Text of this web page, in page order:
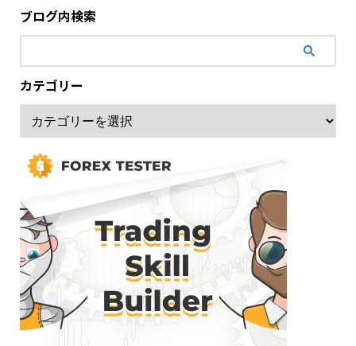
ブログ内検索
カテゴリー